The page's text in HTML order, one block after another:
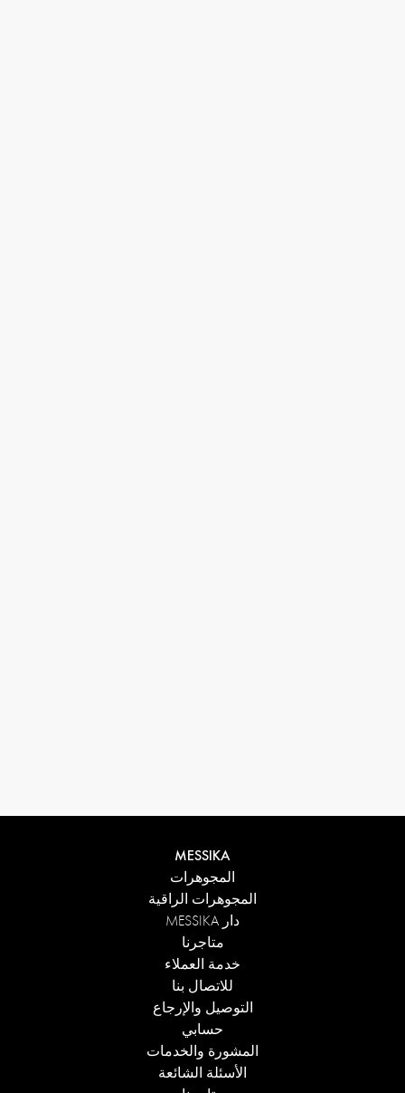
MESSIKA
المجوهرات
المجوهرات الراقية
دار MESSIKA
متاجرنا
خدمة العملاء
للاتصال بنا
التوصيل والإرجاع
حسابي
المشورة والخدمات
الأسئلة الشائعة